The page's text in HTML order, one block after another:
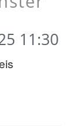
11:30